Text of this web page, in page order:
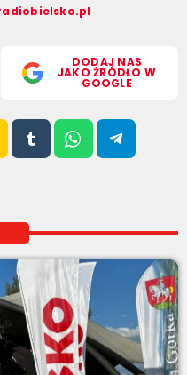
DODAJ NAS
JAKO ŹRÓDŁO W
GOOGLE